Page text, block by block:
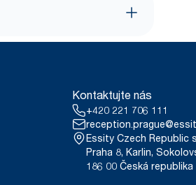
Kontaktujte nás
+420 221 706 111
Essity Czech Republic
Praha 8, Karlin,
186 00 Česká republika